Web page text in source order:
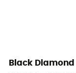
Black Diamond